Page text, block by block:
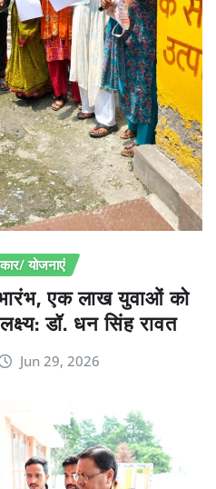
योजनाएं
एक लाख युवाओं को
डॉ. धन सिंह रावत
Jun 29, 2026